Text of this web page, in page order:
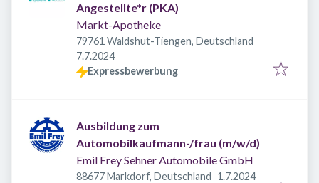
Angestellte*r (PKA)
Markt-Apotheke
79761 Waldshut-Tiengen, Deutschland
Veröffentlicht
7.7.2024
Expressbewerbung
Ausbildung zum
Automobilkaufmann-/frau (m/w/d)
Emil Frey Sehner Automobile GmbH
88677 Markdorf, Deutschland Veröffentlicht
1.7.2024